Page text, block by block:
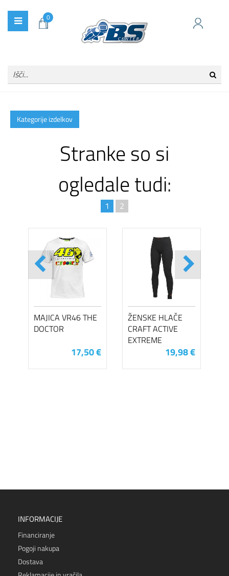
0
Kategorije izdelkov
Stranke so si
ogledale tudi:
1 2
MAJICA VR46 THE
DOCTOR
17,50 €
ŽENSKE HLAČE
CRAFT ACTIVE
EXTREME
19,98 €
INFORMACIJE
Financiranje
Pogoji nakupa
Dostava